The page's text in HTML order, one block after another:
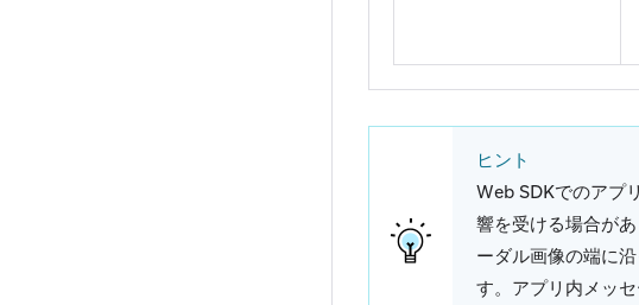
ヒント
Web SDKでのアプ
響を受ける場合が
ーダル画像の端に
す。アプリ内メッ